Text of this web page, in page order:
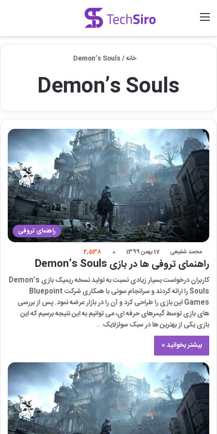
جستجو برای
ورود
خانه/
Demon’s Souls
Demon’s Souls
راهنمای تروفی
محمد شفیعی 17 بهمن 1399 0
2,538
راهنمای تروفی ها در بازی Demon’s Souls
کاربران درخواست بسیار زیادی نسبت به تولید نسخه ریمیک بازی Demon’s
Souls را ارائه کردند و سرانجام سونی با همکاری شرکت Bluepoint
Games این بازی را طراحی کرد و آن را در بازار عرضه نمود. پس از بررسی
های بازی توسط گیمرهای حرفه ای، می توانیم به این نتیجه برسیم که این
بازی یکی از بهترین ها در سبک سولزلایک…
بیشتر بخوانید »